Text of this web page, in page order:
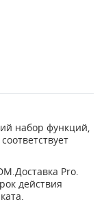
набор функций,
Pro.
действия